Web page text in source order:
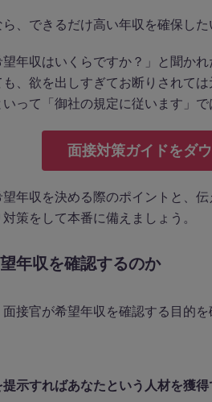
、できるだけ高い年収を確保した
年収はいくらですか？」と聞か
、欲を出しすぎてお断りされて
って「御社の規定に従います」で
面接対策ガイドをダ
年収を決める際のポイントと、
策をして本番に備えましょう。
年収を確認するのか
接官が希望年収を確認する目的を
示すればあなたという人材を獲得